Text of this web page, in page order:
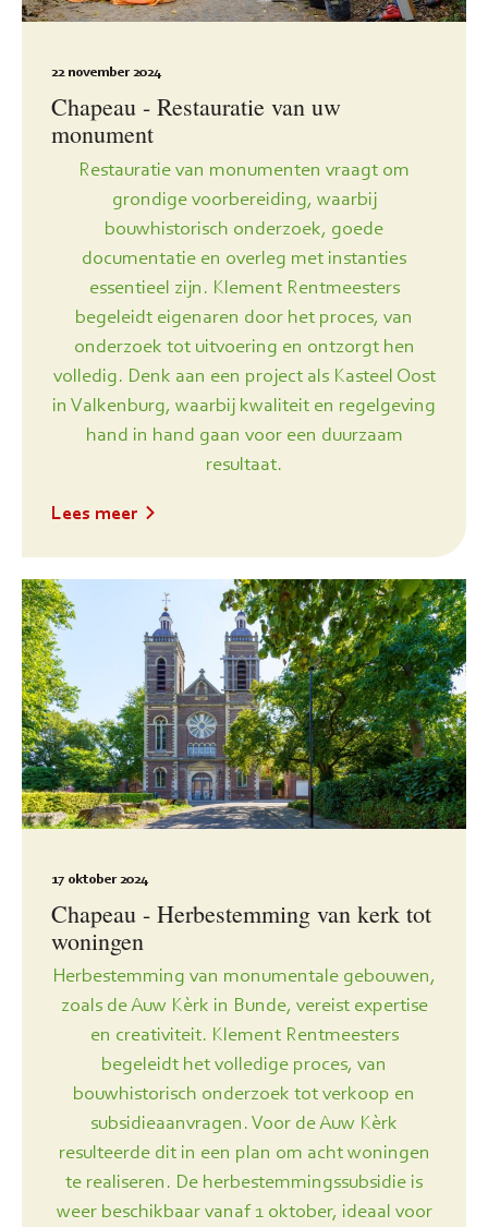
22 november 2024
Chapeau - Restauratie van uw
monument
Restauratie van monumenten vraagt om
grondige voorbereiding, waarbij
bouwhistorisch onderzoek, goede
documentatie en overleg met instanties
essentieel zijn. Klement Rentmeesters
begeleidt eigenaren door het proces, van
onderzoek tot uitvoering en ontzorgt hen
volledig. Denk aan een project als Kasteel Oost
in Valkenburg, waarbij kwaliteit en regelgeving
hand in hand gaan voor een duurzaam
resultaat.
Lees meer
17 oktober 2024
Chapeau - Herbestemming van kerk tot
woningen
Herbestemming van monumentale gebouwen,
zoals de Auw Kèrk in Bunde, vereist expertise
en creativiteit. Klement Rentmeesters
begeleidt het volledige proces, van
bouwhistorisch onderzoek tot verkoop en
subsidieaanvragen. Voor de Auw Kèrk
resulteerde dit in een plan om acht woningen
te realiseren. De herbestemmingssubsidie is
weer beschikbaar vanaf 1 oktober, ideaal voor